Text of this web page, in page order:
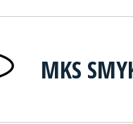
MKS